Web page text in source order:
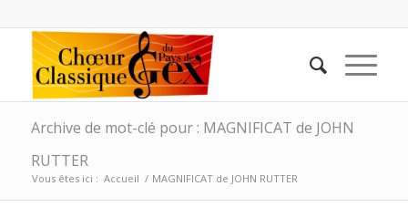
Archive de mot-clé pour : MAGNIFICAT de JOHN
RUTTER
Vous êtes ici : Accueil / MAGNIFICAT de JOHN RUTTER